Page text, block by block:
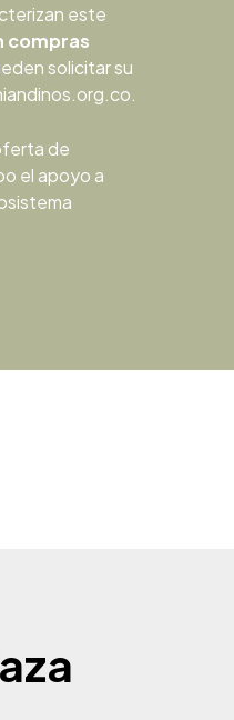
este
compras
solicitar su
de
el apoyo a